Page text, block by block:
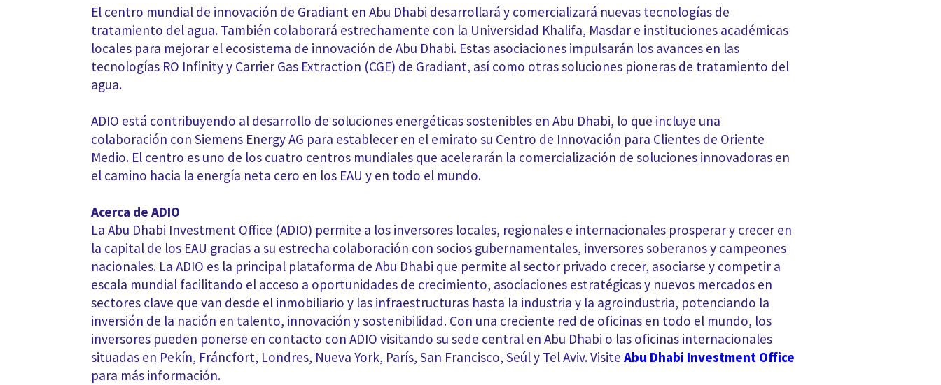
El centro mundial de innovación de Gradiant en Abu Dhabi desarrollará y comercializará nuevas tecnologías de
tratamiento del agua. También colaborará estrechamente con la Universidad Khalifa, Masdar e instituciones académicas
locales para mejorar el ecosistema de innovación de Abu Dhabi. Estas asociaciones impulsarán los avances en las
tecnologías RO Infinity y Carrier Gas Extraction (CGE) de Gradiant, así como otras soluciones pioneras de tratamiento del
agua.
ADIO está contribuyendo al desarrollo de soluciones energéticas sostenibles en Abu Dhabi, lo que incluye una
colaboración con Siemens Energy AG para establecer en el emirato su Centro de Innovación para Clientes de Oriente
Medio. El centro es uno de los cuatro centros mundiales que acelerarán la comercialización de soluciones innovadoras en
el camino hacia la energía neta cero en los EAU y en todo el mundo.
Acerca de ADIO
La Abu Dhabi Investment Office (ADIO) permite a los inversores locales, regionales e internacionales prosperar y crecer en
la capital de los EAU gracias a su estrecha colaboración con socios gubernamentales, inversores soberanos y campeones
nacionales. La ADIO es la principal plataforma de Abu Dhabi que permite al sector privado crecer, asociarse y competir a
escala mundial facilitando el acceso a oportunidades de crecimiento, asociaciones estratégicas y nuevos mercados en
sectores clave que van desde el inmobiliario y las infraestructuras hasta la industria y la agroindustria, potenciando la
inversión de la nación en talento, innovación y sostenibilidad. Con una creciente red de oficinas en todo el mundo, los
inversores pueden ponerse en contacto con ADIO visitando su sede central en Abu Dhabi o las oficinas internacionales
situadas en Pekín, Fráncfort, Londres, Nueva York, París, San Francisco, Seúl y Tel Aviv. VisiteAbu Dhabi Investment Office
para más información.